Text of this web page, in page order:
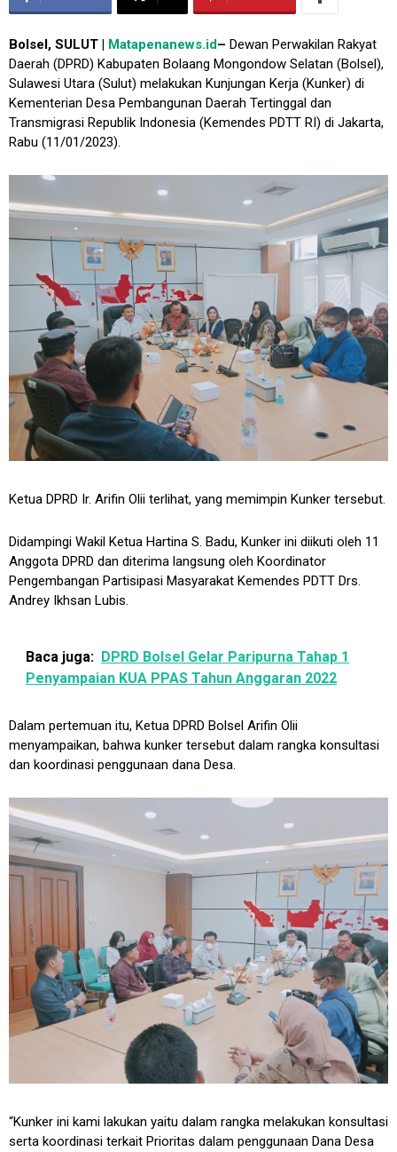
Bolsel, SULUT | Matapenanews.id– Dewan Perwakilan Rakyat
Daerah (DPRD) Kabupaten Bolaang Mongondow Selatan (Bolsel),
Sulawesi Utara (Sulut) melakukan Kunjungan Kerja (Kunker) di
Kementerian Desa Pembangunan Daerah Tertinggal dan
Transmigrasi Republik Indonesia (Kemendes PDTT RI) di Jakarta,
Rabu (11/01/2023).
Ketua DPRD Ir. Arifin Olii terlihat, yang memimpin Kunker tersebut.
Didampingi Wakil Ketua Hartina S. Badu, Kunker ini diikuti oleh 11
Anggota DPRD dan diterima langsung oleh Koordinator
Pengembangan Partisipasi Masyarakat Kemendes PDTT Drs.
Andrey Ikhsan Lubis.
Baca juga: DPRD Bolsel Gelar Paripurna Tahap 1
Penyampaian KUA PPAS Tahun Anggaran 2022
Dalam pertemuan itu, Ketua DPRD Bolsel Arifin Olii
menyampaikan, bahwa kunker tersebut dalam rangka konsultasi
dan koordinasi penggunaan dana Desa.
“Kunker ini kami lakukan yaitu dalam rangka melakukan konsultasi
serta koordinasi terkait Prioritas dalam penggunaan Dana Desa